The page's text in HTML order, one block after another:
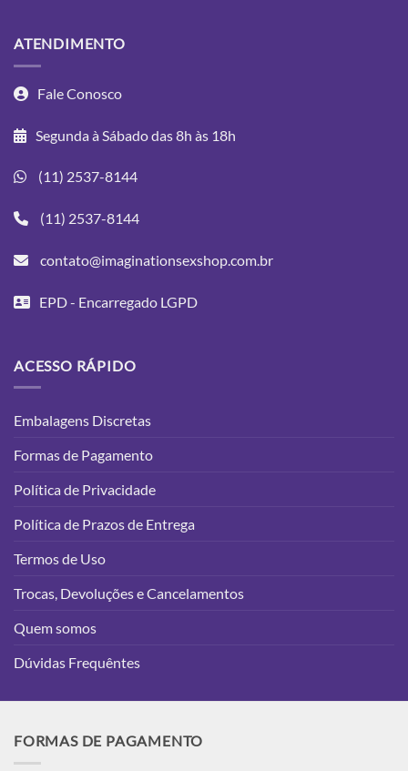
ATENDIMENTO
Fale Conosco
Segunda à Sábado das 8h às 18h
(11) 2537-8144
(11) 2537-8144
contato@imaginationsexshop.com.br
EPD - Encarregado LGPD
ACESSO RÁPIDO
Embalagens Discretas
Formas de Pagamento
Política de Privacidade
Política de Prazos de Entrega
Termos de Uso
Trocas, Devoluções e Cancelamentos
Quem somos
Dúvidas Frequêntes
FORMAS DE PAGAMENTO